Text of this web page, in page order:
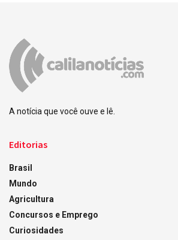
A notícia que você ouve e lê.
Editorias
Brasil
Mundo
Agricultura
Concursos e Emprego
Curiosidades